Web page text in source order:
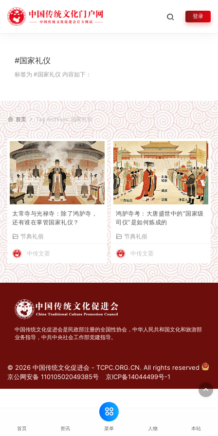
登录
#国家礼仪
标签为 #国家礼仪 内容如下：
首页 Tag Archives: 国家礼仪
太常寺与光禄寺：除了鸿胪寺，
还有谁在掌管国家礼仪？
节典礼俗
中传文荟
鸿胪寺考：大唐盛世中的“国家级
司仪”是如何炼成的
节典礼俗
中传文荟
中国传统文化促进会是民政部注册的全国性协会，中华人民共和国文化和旅游部
业务指导，中共中央社会工作部党建指导。
© 2026 中国传统文化促进会 - TCPC.ORG.CN. All rights reserved
京公网安备 11010502049385号
京ICP备14044499号-1
首页 资讯 菜单 人物 本站